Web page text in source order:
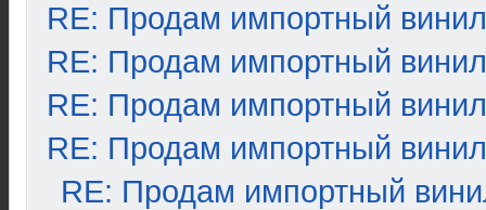
RE: Продам импортный винил
RE: Продам импортный винил
RE: Продам импортный винил
RE: Продам импортный винил
RE: Продам импортный